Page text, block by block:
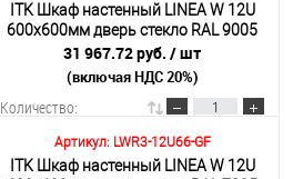
В корзину
Подробнее
ITK Шкаф настенный LINEA W 12U
600х600мм дверь стекло RAL 9005
31 967.72 руб. / шт
(включая НДС 20%)
Количество:
В корзину
Артикул: LWR3-12U66-GF
ITK Шкаф настенный LINEA W 12U